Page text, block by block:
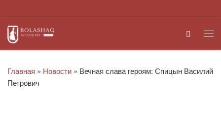
Search
Главная » Новости » Вечная слава героям: Спицын Василий
Петрович